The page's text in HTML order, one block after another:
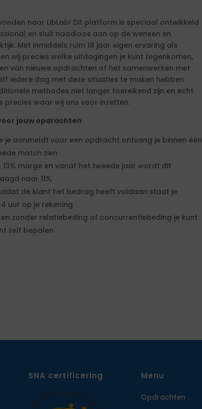
naar LibLab! Dit platform is speciaal ontwikkeld
en sluit naadloos aan op de wensen en
Met inmiddels ruim 18 jaar eigen ervaring als
wij precies welke uitdagingen je kunt tegenkomen,
van nieuwe opdrachten of het samenwerken met
iedere dag met deze situaties te maken hebben
methodes niet langer toereikend zijn en echt
precies waar wij ons voor inzetten.
jouw opdrachten
je aanmeldt voor een opdracht ontvang je binnen één
match zien
marge en vanaf het tweede jaar wordt dit
naar 11%
de klant het bedrag heeft voldaan staat je
uur op je rekening
zonder relatiebeding of concurrentiebeding je kunt
zelf bepalen
SNA certificering Menu
Opdrachten